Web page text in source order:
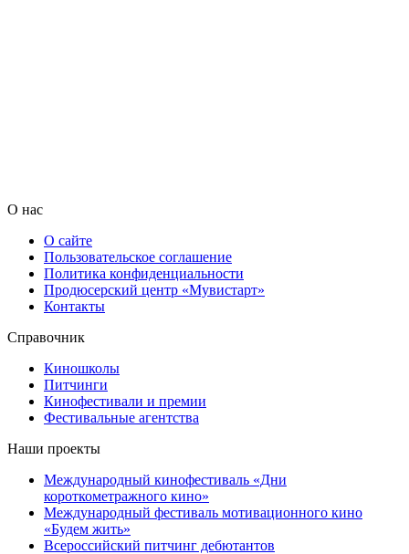
О нас
О сайте
Пользовательское соглашение
Политика конфиденциальности
Продюсерский центр «Мувистарт»
Контакты
Справочник
Киношколы
Питчинги
Кинофестивали и премии
Фестивальные агентства
Наши проекты
Международный кинофестиваль «Дни
короткометражного кино»
Международный фестиваль мотивационного кино
«Будем жить»
Всероссийский питчинг дебютантов